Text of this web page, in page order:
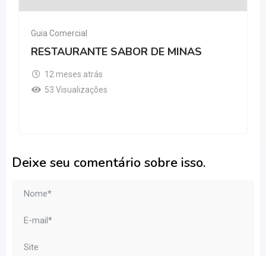
Guia Comercial
RESTAURANTE SABOR DE MINAS
12 meses atrás
53 Visualizações
Deixe seu comentário sobre isso.